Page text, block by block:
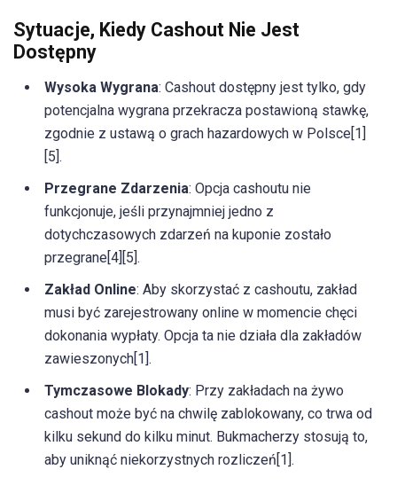
Sytuacje, Kiedy Cashout Nie Jest
Dostępny
Wysoka Wygrana: Cashout dostępny jest tylko, gdy
potencjalna wygrana przekracza postawioną stawkę,
zgodnie z ustawą o grach hazardowych w Polsce[1]
[5].
Przegrane Zdarzenia: Opcja cashoutu nie
funkcjonuje, jeśli przynajmniej jedno z
dotychczasowych zdarzeń na kuponie zostało
przegrane[4][5].
Zakład Online: Aby skorzystać z cashoutu, zakład
musi być zarejestrowany online w momencie chęci
dokonania wypłaty. Opcja ta nie działa dla zakładów
zawieszonych[1].
Tymczasowe Blokady: Przy zakładach na żywo
cashout może być na chwilę zablokowany, co trwa od
kilku sekund do kilku minut. Bukmacherzy stosują to,
aby uniknąć niekorzystnych rozliczeń[1].